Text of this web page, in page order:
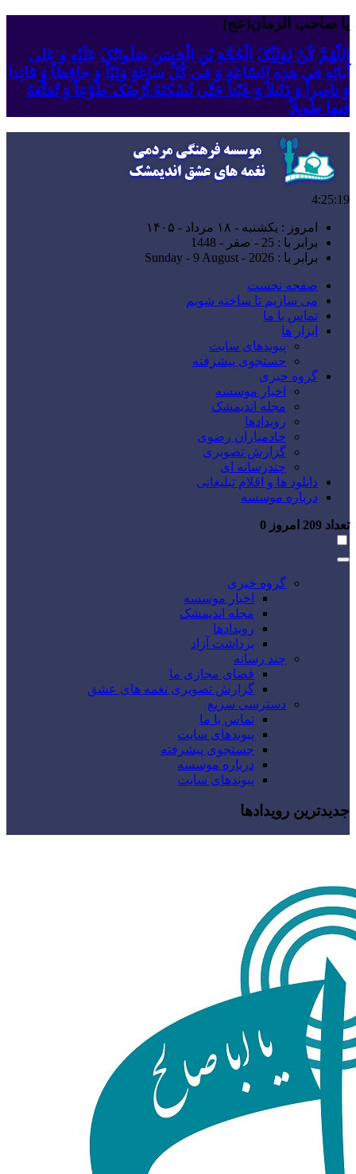
یا صاحب الزمان(عج)
اللّهُمَّ کُنْ لِوَلِیِّکَ الْحُجَّةِ بْنِ الْحَسَنِ صَلَواتُکَ عَلَیْهِ وَ عَلى
آبائِهِ فی هذِهِ السّاعَةِ وَ فی کُلِّ ساعَةٍ وَلِیّاً وَ حافِظاً وَ قائِدا
‏وَ ناصِراً وَ دَلیلاً وَ عَیْناً حَتّى تُسْکِنَهُ أَرْضَک َطَوْعاً وَ تُمَتِّعَهُ
فیها طَویلاً
4:25:20
امروز : یکشنبه - ۱۸ مرداد - ۱۴۰۵
برابر با : 25 - صفر - 1448
برابر با : Sunday - 9 August - 2026
صفحه نخست
می سازیم تا ساخته شویم
تماس با ما
ابزار ها
پیوندهای سایت
جستجوی پیشرفته
گروه خبری
اخبار موسسه
مجله اندیمشک
رویدادها
خادمیاران رضوی
گزارش تصویری
چندرسانه ای
دانلود ها و اقلام تبلیغاتی
درباره موسسه
تعداد امروز 0
گروه خبری
اخبار موسسه
مجله اندیمشک
رویدادها
برداشت آزاد
چند رسانه
فضای مجازی ما
گزارش تصویری نغمه های عشق
دسترسی سریع
تماس با ما
پیوندهای سایت
جستجوی پیشرفته
درباره موسسه
پیوندهای سایت
جدیدترین رویدادها